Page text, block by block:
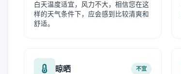
白天温度适宜，风力不大，相信您在这
样的天气条件下，应会感到比较清爽和
舒适。
晾晒 不宜